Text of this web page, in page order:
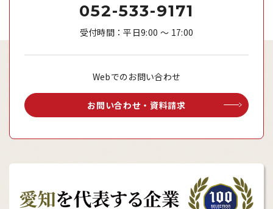
052-533-9171
受付時間：平日9:00 ～ 17:00
Webでのお問い合わせ
お問い合わせ・資料請求